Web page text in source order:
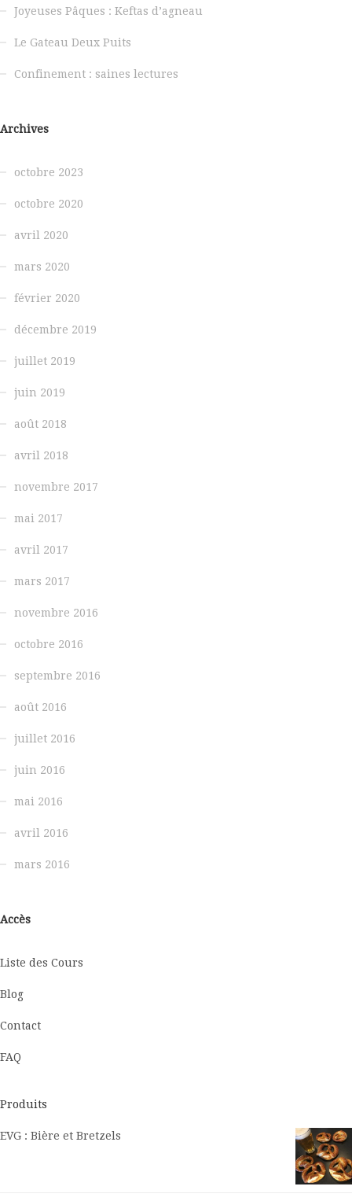
Joyeuses Pâques : Keftas d’agneau
Le Gateau Deux Puits
Confinement : saines lectures
Archives
octobre 2023
octobre 2020
avril 2020
mars 2020
février 2020
décembre 2019
juillet 2019
juin 2019
août 2018
avril 2018
novembre 2017
mai 2017
avril 2017
mars 2017
novembre 2016
octobre 2016
septembre 2016
août 2016
juillet 2016
juin 2016
mai 2016
avril 2016
mars 2016
Accès
Liste des Cours
Blog
Contact
FAQ
Produits
EVG : Bière et Bretzels